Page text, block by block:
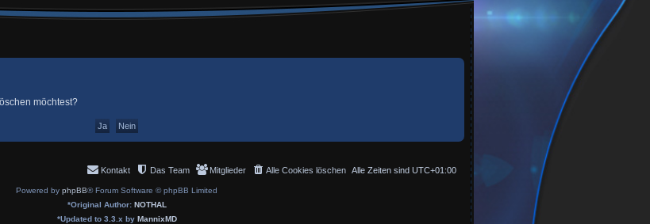
möchtest?
Alle Zeiten sind UTC+01:00
Alle Cookies löschen
Mitglieder
Das Team
Kontakt
Powered by phpBB® Forum Software © phpBB Limited
*Original Author: NOTHAL
*Updated to 3.3.x by MannixMD